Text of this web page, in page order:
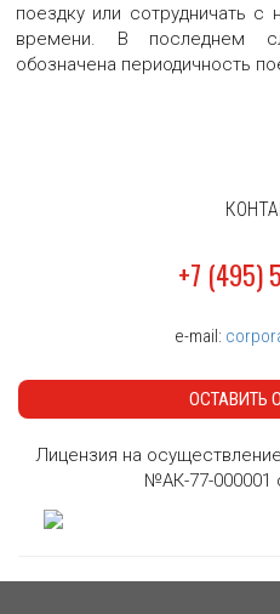
поездку или сотрудничать с
времени. В последнем
обозначена периодичность
+7 (495)
e-mail:
ОСТАВИТЬ
Лицензия на
№АК-77-000001